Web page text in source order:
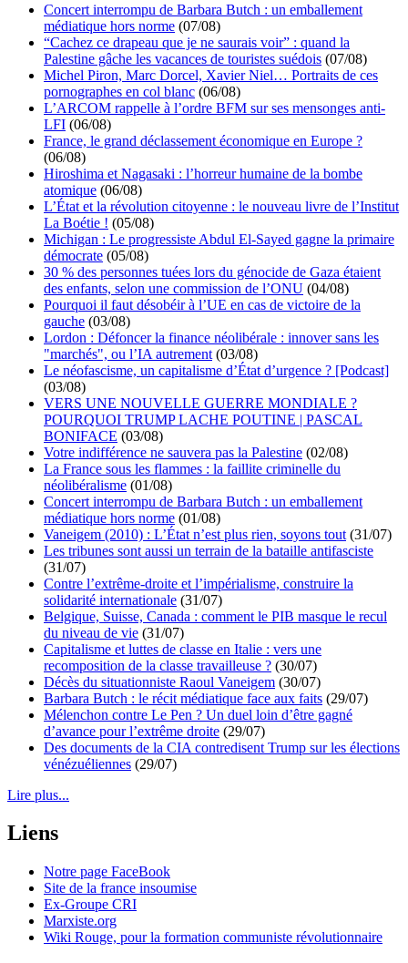
Concert interrompu de Barbara Butch : un emballement
médiatique hors norme (07/08)
“Cachez ce drapeau que je ne saurais voir” : quand la
Palestine gâche les vacances de touristes suédois (07/08)
Michel Piron, Marc Dorcel, Xavier Niel… Portraits de ces
pornographes en col blanc (06/08)
L’ARCOM rappelle à l’ordre BFM sur ses mensonges anti-
LFI (06/08)
France, le grand déclassement économique en Europe ?
(06/08)
Hiroshima et Nagasaki : l’horreur humaine de la bombe
atomique (06/08)
L’État et la révolution citoyenne : le nouveau livre de l’Institut
La Boétie ! (05/08)
Michigan : Le progressiste Abdul El-Sayed gagne la primaire
démocrate (05/08)
30 % des personnes tuées lors du génocide de Gaza étaient
des enfants, selon une commission de l’ONU (04/08)
Pourquoi il faut désobéir à l’UE en cas de victoire de la
gauche (03/08)
Lordon : Défoncer la finance néolibérale : innover sans les
"marchés", ou l’IA autrement (03/08)
Le néofascisme, un capitalisme d’État d’urgence ? [Podcast]
(03/08)
VERS UNE NOUVELLE GUERRE MONDIALE ?
POURQUOI TRUMP LACHE POUTINE | PASCAL
BONIFACE (03/08)
Votre indifférence ne sauvera pas la Palestine (02/08)
La France sous les flammes : la faillite criminelle du
néolibéralisme (01/08)
Concert interrompu de Barbara Butch : un emballement
médiatique hors norme (01/08)
Vaneigem (2010) : L’État n’est plus rien, soyons tout (31/07)
Les tribunes sont aussi un terrain de la bataille antifasciste
(31/07)
Contre l’extrême-droite et l’impérialisme, construire la
solidarité internationale (31/07)
Belgique, Suisse, Canada : comment le PIB masque le recul
du niveau de vie (31/07)
Capitalisme et luttes de classe en Italie : vers une
recomposition de la classe travailleuse ? (30/07)
Décès du situationniste Raoul Vaneigem (30/07)
Barbara Butch : le récit médiatique face aux faits (29/07)
Mélenchon contre Le Pen ? Un duel loin d’être gagné
d’avance pour l’extrême droite (29/07)
Des documents de la CIA contredisent Trump sur les élections
vénézuéliennes (29/07)
Lire plus...
Liens
Notre page FaceBook
Site de la france insoumise
Ex-Groupe CRI
Marxiste.org
Wiki Rouge, pour la formation communiste révolutionnaire